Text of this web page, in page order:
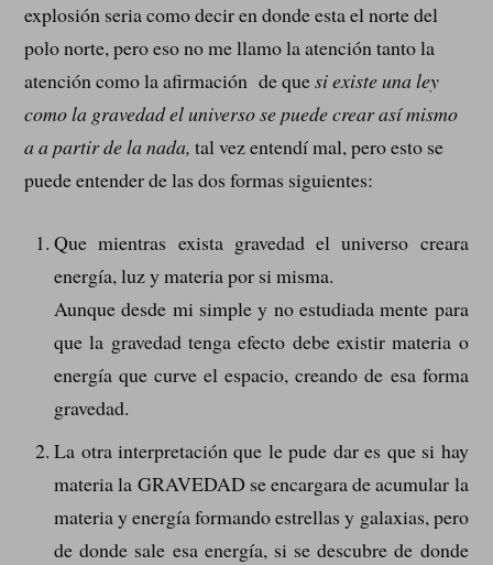
explosión seria como decir en donde esta el norte del
polo norte, pero eso no me llamo la atención tanto la
atención como la afirmación de quesi existe una ley
como la gravedad el universo se puede crear así mismo
a a partir de la nada,tal vez entendí mal, pero esto se
puede entender de las dos formas siguientes:
Que mientras exista gravedad el universo creara
energía, luz y materia por si misma.
Aunque desde mi simple y no estudiada mente para
que la gravedad tenga efecto debe existir materia o
energía que curve el espacio, creando de esa forma
gravedad.
La otra interpretación que le pude dar es que si hay
materia la GRAVEDAD se encargara de acumular la
materia y energía formando estrellas y galaxias, pero
de donde sale esa energía, si se descubre de donde